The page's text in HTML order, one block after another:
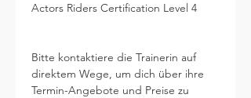
Actors Riders Certification Level 4
Bitte kontaktiere die Trainerin auf
direktem Wege, um dich über ihre
Termin-Angebote und Preise zu